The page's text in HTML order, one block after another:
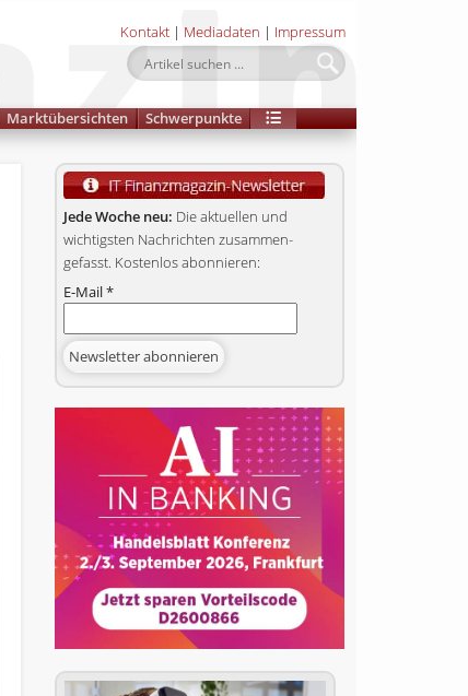
Kontakt | Mediadaten | Impressum
Marktübersichten Schwerpunkte
Jede Woche neu: Die aktuellen und
wichtigsten Nachrichten zusammen­
gefasst. Kostenlos abonnieren:
E-Mail*